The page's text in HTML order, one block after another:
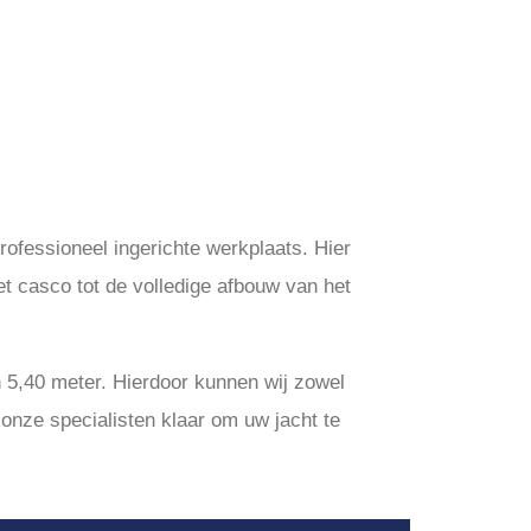
ingerichte werkplaats. Hier
casco tot de volledige afbouw van het
meter. Hierdoor kunnen wij zowel
specialisten klaar om uw jacht te